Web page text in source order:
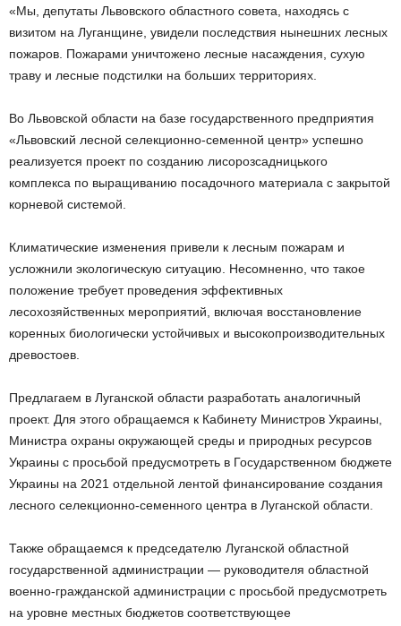
«Мы, депутаты Львовского областного совета, находясь с
визитом на Луганщине, увидели последствия нынешних лесных
пожаров. Пожарами уничтожено лесные насаждения, сухую
траву и лесные подстилки на больших территориях.
Во Львовской области на базе государственного предприятия
«Львовский лесной селекционно-семенной центр» успешно
реализуется проект по созданию лисорозсадницького
комплекса по выращиванию посадочного материала с закрытой
корневой системой.
Климатические изменения привели к лесным пожарам и
усложнили экологическую ситуацию. Несомненно, что такое
положение требует проведения эффективных
лесохозяйственных мероприятий, включая восстановление
коренных биологически устойчивых и высокопроизводительных
древостоев.
Предлагаем в Луганской области разработать аналогичный
проект. Для этого обращаемся к Кабинету Министров Украины,
Министра охраны окружающей среды и природных ресурсов
Украины с просьбой предусмотреть в Государственном бюджете
Украины на 2021 отдельной лентой финансирование создания
лесного селекционно-семенного центра в Луганской области.
Также обращаемся к председателю Луганской областной
государственной администрации — руководителя областной
военно-гражданской администрации с просьбой предусмотреть
на уровне местных бюджетов соответствующее